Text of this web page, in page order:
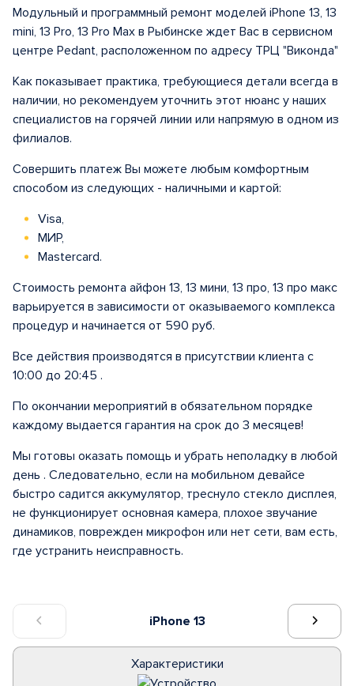
iPhone 13
Характеристики
Модульный и программный ремонт моделей iPhone 13, 13
mini, 13 Pro, 13 Pro Max в Рыбинске ждет Вас в сервисном
центре Pedant, расположенном по адресу ТРЦ "Виконда"
Как показывает практика, требующиеся детали всегда в
наличии, но рекомендуем уточнить этот нюанс у наших
специалистов на горячей линии или напрямую в одном из
филиалов.
Совершить платеж Вы можете любым комфортным
способом из следующих - наличными и картой:
Visa,
МИР,
Mastercard.
Стоимость ремонта айфон 13, 13 мини, 13 про, 13 про макс
варьируется в зависимости от оказываемого комплекса
процедур и начинается от 590 руб.
Все действия производятся в присутствии клиента с
10:00 до 20:45 .
По окончании мероприятий в обязательном порядке
каждому выдается гарантия на срок до 3 месяцев!
Мы готовы оказать помощь и убрать неполадку в любой
день . Следовательно, если на мобильном девайсе
быстро садится аккумулятор, треснуло стекло дисплея,
не функционирует основная камера, плохое звучание
динамиков, поврежден микрофон или нет сети, вам есть,
где устранить неисправность.